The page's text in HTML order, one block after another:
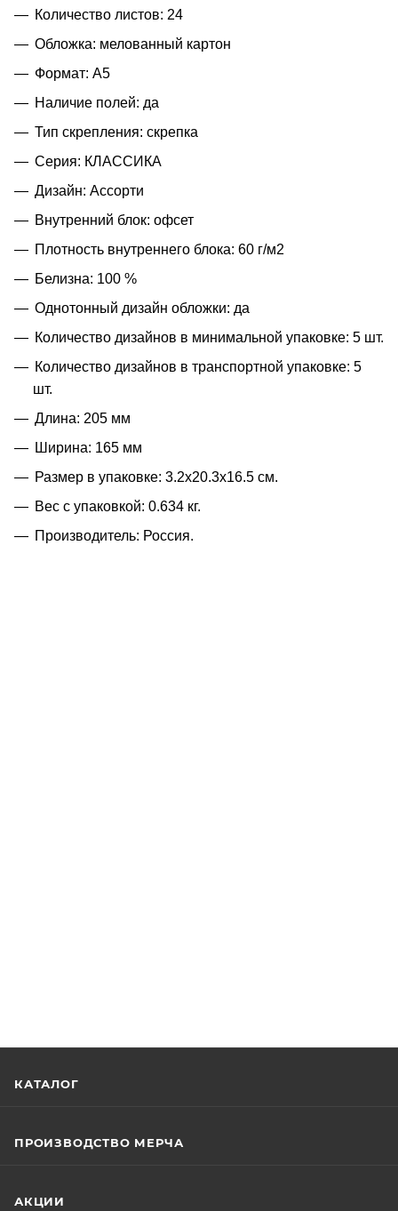
Количество листов: 24
Обложка: мелованный картон
Формат: А5
Наличие полей: да
Тип скрепления: скрепка
Серия: КЛАССИКА
Дизайн: Ассорти
Внутренний блок: офсет
Плотность внутреннего блока: 60 г/м2
Белизна: 100 %
Однотонный дизайн обложки: да
Количество дизайнов в минимальной упаковке: 5 шт.
Количество дизайнов в транспортной упаковке: 5
шт.
Длина: 205 мм
Ширина: 165 мм
Размер в упаковке: 3.2x20.3x16.5 см.
Вес с упаковкой: 0.634 кг.
Производитель: Россия.
КАТАЛОГ
ПРОИЗВОДСТВО МЕРЧА
АКЦИИ